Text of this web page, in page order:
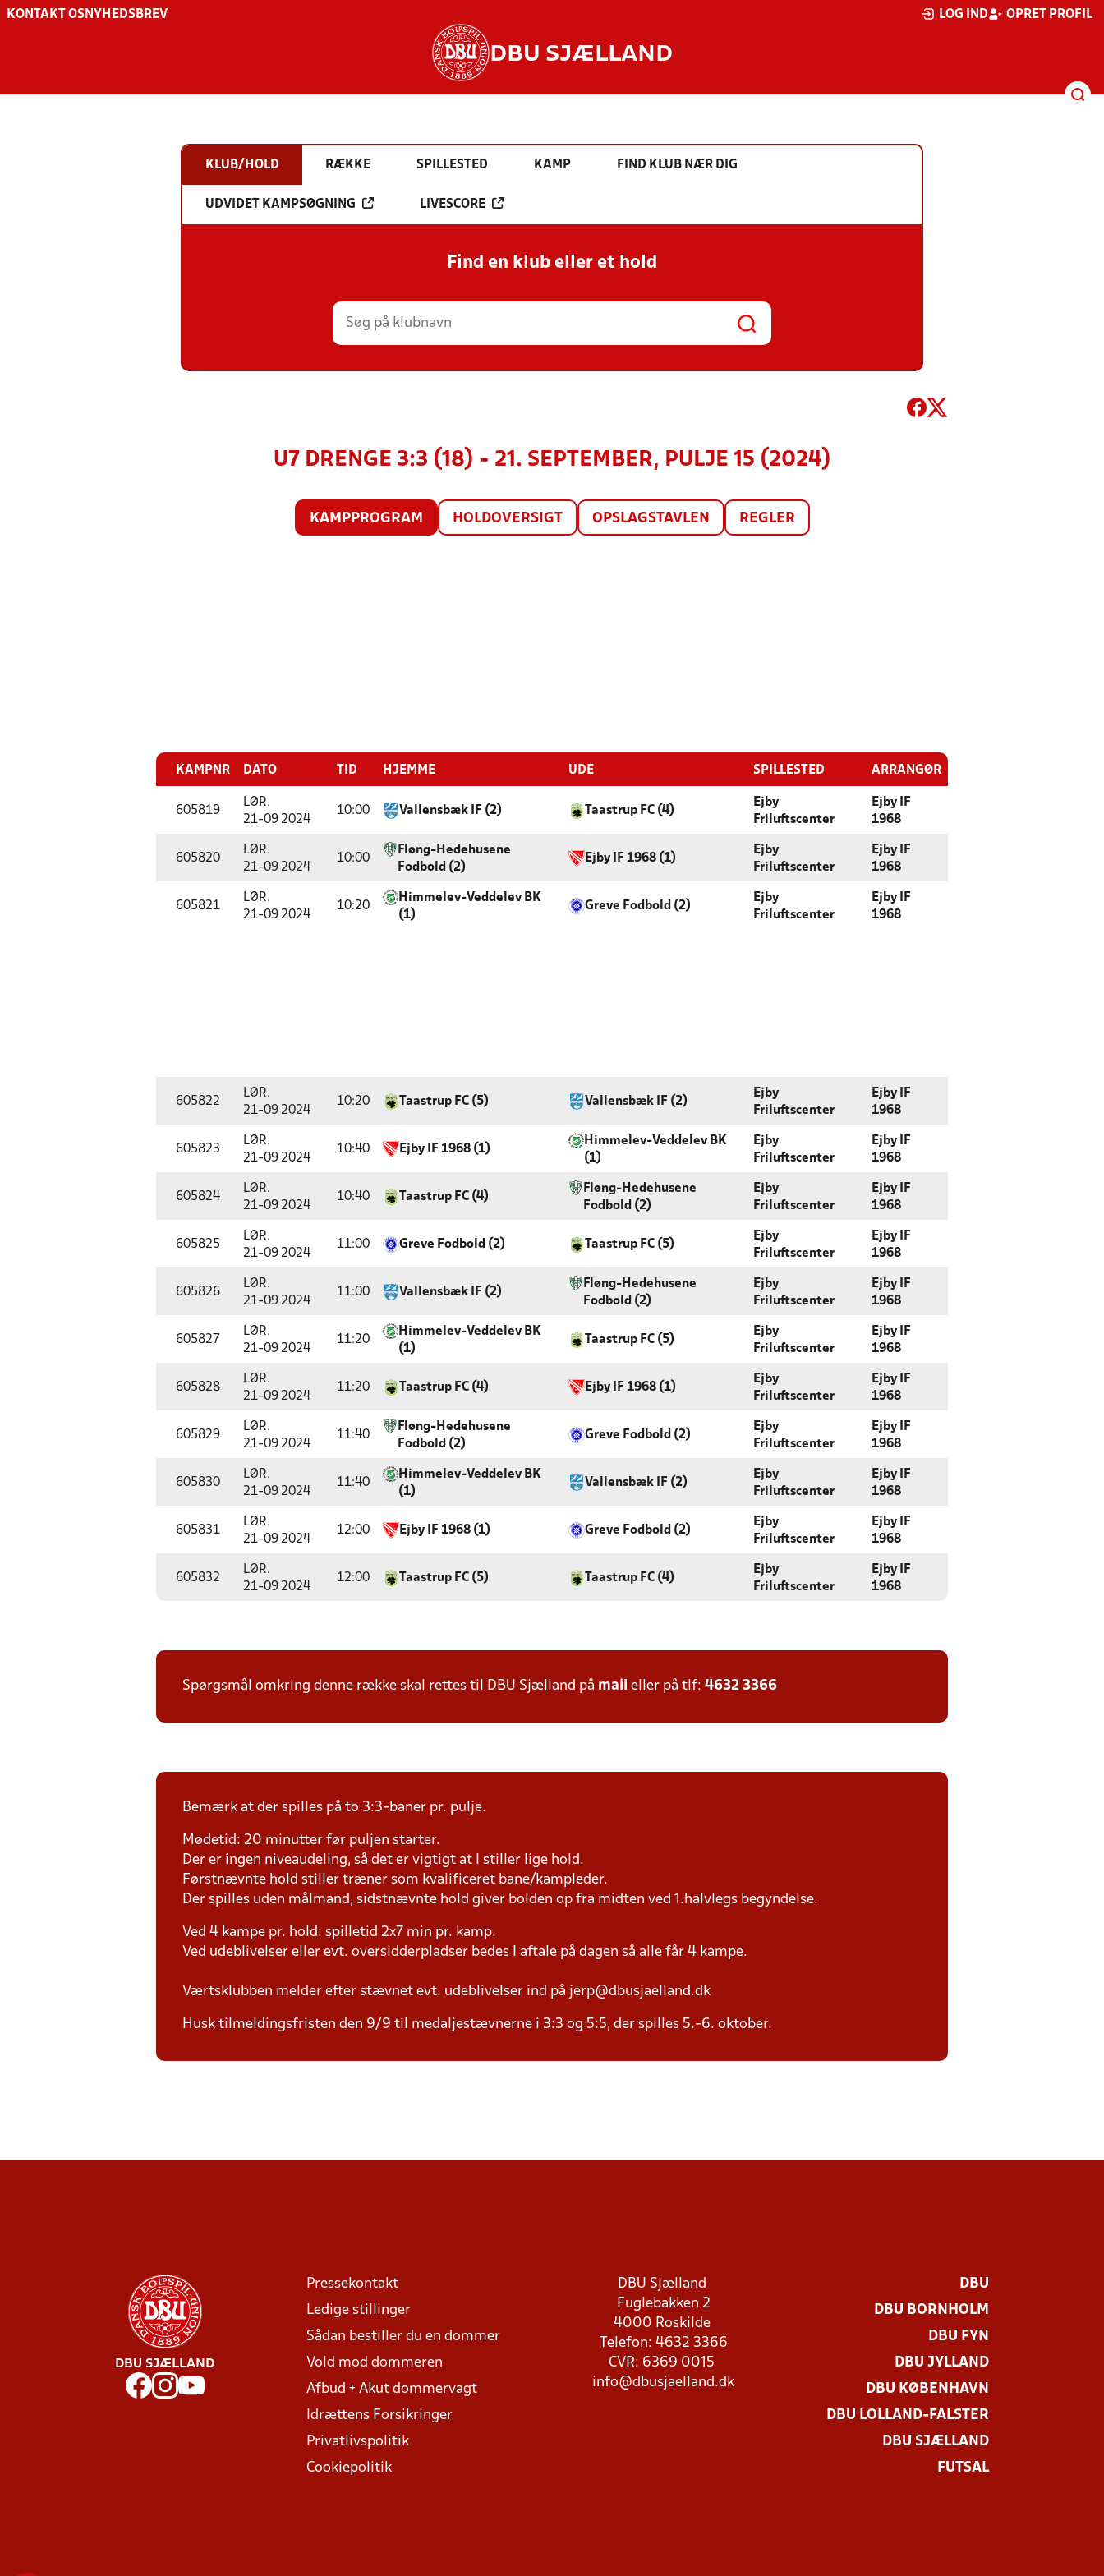
KONTAKT OS NYHEDSBREV LOG IND OPRET PROFIL
DBU SJÆLLAND
KLUB/HOLD RÆKKE SPILLESTED KAMP FIND KLUB NÆR DIG
UDVIDET KAMPSØGNING LIVESCORE
Find en klub eller et hold
U7 DRENGE 3:3 (18) - 21. SEPTEMBER, PULJE 15 (2024)
KAMPPROGRAM HOLDOVERSIGT OPSLAGSTAVLEN REGLER
KAMPNR DATO TID HJEMME UDE SPILLESTED ARRANGØR
605819
LØR.
21-09 2024
10:00 Vallensbæk IF (2) Taastrup FC (4)
Ejby
Friluftscenter
Ejby IF
1968
605820
LØR.
21-09 2024
10:00
Fløng-Hedehusene
Fodbold (2)
Ejby IF 1968 (1)
Ejby
Friluftscenter
Ejby IF
1968
605821
LØR.
21-09 2024
10:20
Himmelev-Veddelev BK
(1)
Greve Fodbold (2)
Ejby
Friluftscenter
Ejby IF
1968
605822
LØR.
21-09 2024
10:20 Taastrup FC (5) Vallensbæk IF (2)
Ejby
Friluftscenter
Ejby IF
1968
605823
LØR.
21-09 2024
10:40 Ejby IF 1968 (1)
Himmelev-Veddelev BK
(1)
Ejby
Friluftscenter
Ejby IF
1968
605824
LØR.
21-09 2024
10:40 Taastrup FC (4)
Fløng-Hedehusene
Fodbold (2)
Ejby
Friluftscenter
Ejby IF
1968
605825
LØR.
21-09 2024
11:00 Greve Fodbold (2) Taastrup FC (5)
Ejby
Friluftscenter
Ejby IF
1968
605826
LØR.
21-09 2024
11:00 Vallensbæk IF (2)
Fløng-Hedehusene
Fodbold (2)
Ejby
Friluftscenter
Ejby IF
1968
605827
LØR.
21-09 2024
11:20
Himmelev-Veddelev BK
(1)
Taastrup FC (5)
Ejby
Friluftscenter
Ejby IF
1968
605828
LØR.
21-09 2024
11:20 Taastrup FC (4) Ejby IF 1968 (1)
Ejby
Friluftscenter
Ejby IF
1968
605829
LØR.
21-09 2024
11:40
Fløng-Hedehusene
Fodbold (2)
Greve Fodbold (2)
Ejby
Friluftscenter
Ejby IF
1968
605830
LØR.
21-09 2024
11:40
Himmelev-Veddelev BK
(1)
Vallensbæk IF (2)
Ejby
Friluftscenter
Ejby IF
1968
605831
LØR.
21-09 2024
12:00 Ejby IF 1968 (1) Greve Fodbold (2)
Ejby
Friluftscenter
Ejby IF
1968
605832
LØR.
21-09 2024
12:00 Taastrup FC (5) Taastrup FC (4)
Ejby
Friluftscenter
Ejby IF
1968
Spørgsmål omkring denne række skal rettes til DBU Sjælland på mail eller på tlf: 4632 3366
Bemærk at der spilles på to 3:3-baner pr. pulje.
Mødetid: 20 minutter før puljen starter.
Der er ingen niveaudeling, så det er vigtigt at I stiller lige hold.
Førstnævnte hold stiller træner som kvalificeret bane/kampleder.
Der spilles uden målmand, sidstnævnte hold giver bolden op fra midten ved 1.halvlegs begyndelse.
Ved 4 kampe pr. hold: spilletid 2x7 min pr. kamp.
Ved udeblivelser eller evt. oversidderpladser bedes I aftale på dagen så alle får 4 kampe.
Værtsklubben melder efter stævnet evt. udeblivelser ind på jerp@dbusjaelland.dk
Husk tilmeldingsfristen den 9/9 til medaljestævnerne i 3:3 og 5:5, der spilles 5.-6. oktober.
DBU SJÆLLAND
Pressekontakt
Ledige stillinger
Sådan bestiller du en dommer
Vold mod dommeren
Afbud + Akut dommervagt
Idrættens Forsikringer
Privatlivspolitik
Cookiepolitik
DBU Sjælland
Fuglebakken 2
4000 Roskilde
Telefon: 4632 3366
CVR: 6369 0015
info@dbusjaelland.dk
DBU
DBU BORNHOLM
DBU FYN
DBU JYLLAND
DBU KØBENHAVN
DBU LOLLAND-FALSTER
DBU SJÆLLAND
FUTSAL